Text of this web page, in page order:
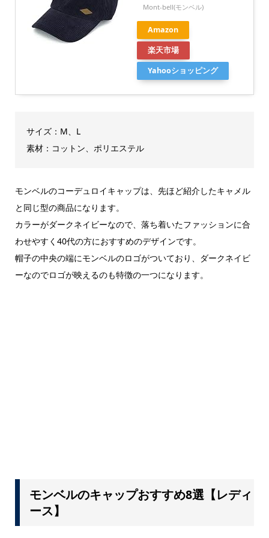
Mont-bell(モンベル)
Amazon
楽天市場
Yahooショッピング
サイズ：M、L
素材：コットン、ポリエステル
モンベルのコーデュロイキャップは、先ほど紹介したキャメル
と同じ型の商品になります。
カラーがダークネイビーなので、落ち着いたファッションに合
わせやすく40代の方におすすめのデザインです。
帽子の中央の端にモンベルのロゴがついており、ダークネイビ
ーなのでロゴが映えるのも特徴の一つになります。
モンベルのキャップおすすめ8選【レディ
ース】